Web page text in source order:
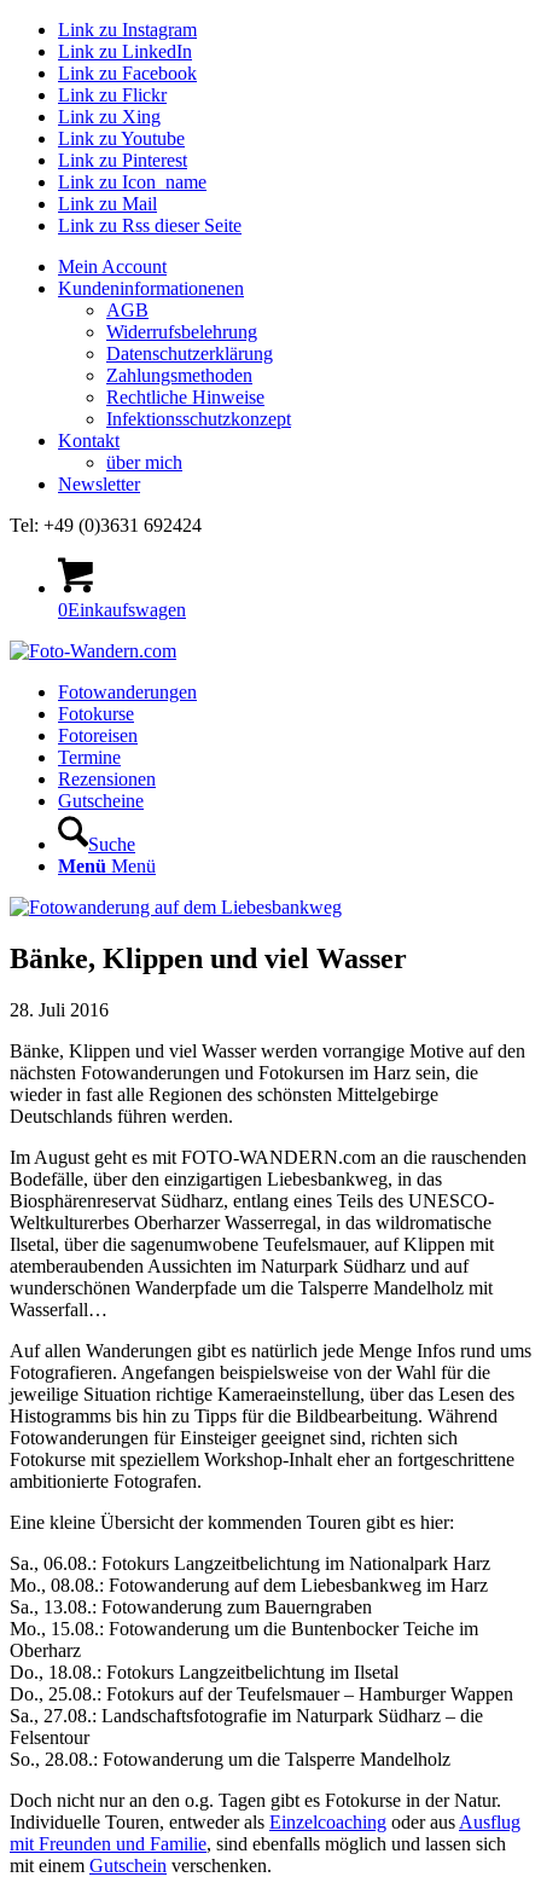
Link zu Instagram
Link zu LinkedIn
Link zu Facebook
Link zu Flickr
Link zu Xing
Link zu Youtube
Link zu Pinterest
Link zu Icon_name
Link zu Mail
Link zu Rss dieser Seite
Mein Account
Kundeninformationenen
AGB
Widerrufsbelehrung
Datenschutzerklärung
Zahlungsmethoden
Rechtliche Hinweise
Infektionsschutzkonzept
Kontakt
über mich
Newsletter
Tel: +49 (0)3631 692424
0Einkaufswagen
Fotowanderungen
Fotokurse
Fotoreisen
Termine
Rezensionen
Gutscheine
Suche
Menü Menü
Bänke, Klippen und viel Wasser
28. Juli 2016
Bänke, Klippen und viel Wasser werden vorrangige Motive auf den
nächsten Fotowanderungen und Fotokursen im Harz sein, die
wieder in fast alle Regionen des schönsten Mittelgebirge
Deutschlands führen werden.
Im August geht es mit FOTO-WANDERN.com an die rauschenden
Bodefälle, über den einzigartigen Liebesbankweg, in das
Biosphärenreservat Südharz, entlang eines Teils des UNESCO-
Weltkulturerbes Oberharzer Wasserregal, in das wildromatische
Ilsetal, über die sagenumwobene Teufelsmauer, auf Klippen mit
atemberaubenden Aussichten im Naturpark Südharz und auf
wunderschönen Wanderpfade um die Talsperre Mandelholz mit
Wasserfall…
Auf allen Wanderungen gibt es natürlich jede Menge Infos rund ums
Fotografieren. Angefangen beispielsweise von der Wahl für die
jeweilige Situation richtige Kameraeinstellung, über das Lesen des
Histogramms bis hin zu Tipps für die Bildbearbeitung. Während
Fotowanderungen für Einsteiger geeignet sind, richten sich
Fotokurse mit speziellem Workshop-Inhalt eher an fortgeschrittene
ambitionierte Fotografen.
Eine kleine Übersicht der kommenden Touren gibt es hier:
Sa., 06.08.: Fotokurs Langzeitbelichtung im Nationalpark Harz
Mo., 08.08.: Fotowanderung auf dem Liebesbankweg im Harz
Sa., 13.08.: Fotowanderung zum Bauerngraben
Mo., 15.08.: Fotowanderung um die Buntenbocker Teiche im
Oberharz
Do., 18.08.: Fotokurs Langzeitbelichtung im Ilsetal
Do., 25.08.: Fotokurs auf der Teufelsmauer – Hamburger Wappen
Sa., 27.08.: Landschaftsfotografie im Naturpark Südharz – die
Felsentour
So., 28.08.: Fotowanderung um die Talsperre Mandelholz
Doch nicht nur an den o.g. Tagen gibt es Fotokurse in der Natur.
Individuelle Touren, entweder als Einzelcoaching oder aus Ausflug
mit Freunden und Familie, sind ebenfalls möglich und lassen sich
mit einem Gutschein verschenken.